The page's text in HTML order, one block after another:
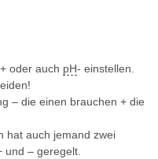
+ oder auch pH- einstellen.
– die einen brauchen + die
hat auch jemand zwei
und – geregelt.